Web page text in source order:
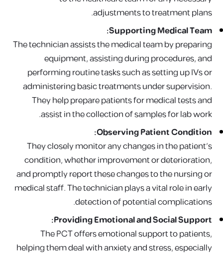
adjustments to treatment plans.
Supporting Medical Team:
The technician assists the medical team by preparing
equipment, assisting during procedures, and
performing routine tasks such as setting up IVs or
administering basic treatments under supervision.
They help prepare patients for medical tests and
assist in the collection of samples for lab work.
Observing Patient Condition:
They closely monitor any changes in the patient's
condition, whether improvement or deterioration,
and promptly report these changes to the nursing or
medical staff. The technician plays a vital role in early
detection of potential complications.
Providing Emotional and Social Support:
The PCT offers emotional support to patients,
helping them deal with anxiety and stress, especially